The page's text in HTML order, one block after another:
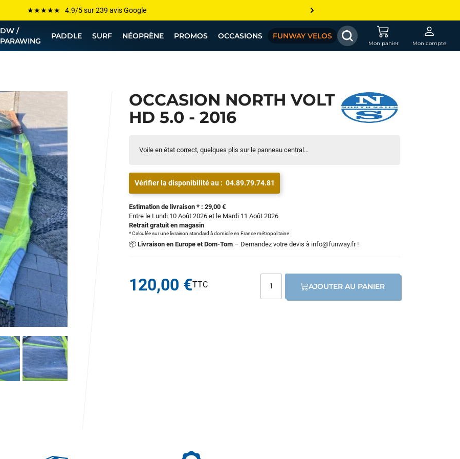
Les plus grandes marques sont chez Funway
Jusqu’à -75% de remise sur le windsurf, wingfoil, etc...
💰 Meilleur prix garanti — Moins cher ailleurs ? On s’aligne !
DW /
PARAWING
PADDLE SURF NÉOPRÈNE PROMOS OCCASIONS FUNWAY VELOS
Mon panier Mon compte
OCCASION NORTH VOLT
HD 5.0 - 2016
Voile en état correct, quelques plis sur le panneau central...
Vérifier la disponibilité au : 04.89.79.74.81
Estimation de livraison * : 29,00 €
Entre le Lundi 10 Août 2026 et le Mardi 11 Août 2026
Retrait gratuit en magasin
* Calculée sur une livraison standard à domicile en France métropolitaine
📦 Livraison en Europe et Dom-Tom – Demandez votre devis à info@funway.fr!
120,00 € AJOUTER AU PANIER